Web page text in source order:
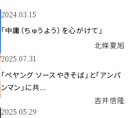
2024.03.15
「中庸（ちゅうよう）を心がけて」
北條夏旭
2025.07.31
「ペヤング ソースやきそば」と「アンパ
ンマン」に共...
吉井信隆
2025.05.29